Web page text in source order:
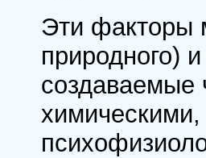
Эти факторы
природного)
создаваемые